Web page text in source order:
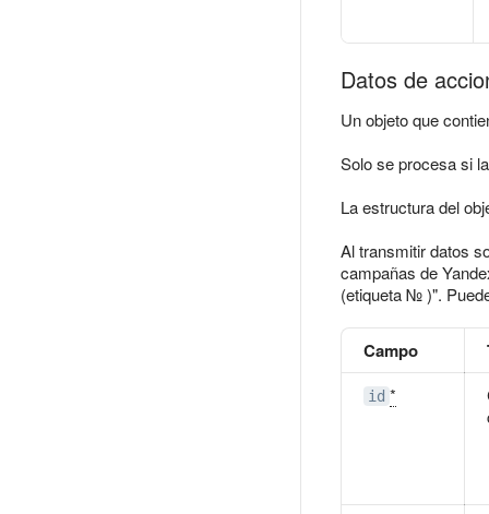
Datos de
Un objeto que
Solo se procesa si
La estructura del
Al transmitir datos
campañas de
(etiqueta №)".
Campo
id *